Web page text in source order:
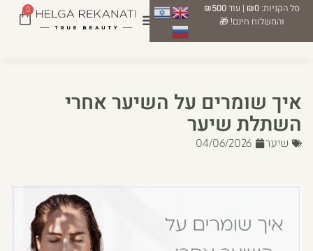
סל הקניות:₪0 | עוד₪500
והמשלוח חינם! 🎁
0
איך שומרים על השיער אחרי
השתלת שיער
שיער 04/06/2026